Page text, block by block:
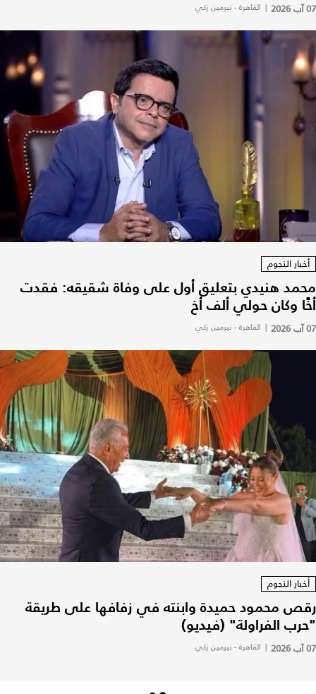
07 آب 2026 | القاهرة - نيرمين زكي
أخبار النجوم
محمد هنيدي بتعليق أول على وفاة شقيقه: فقدت
أخًا وكان حولي ألف أخ
07 آب 2026 | القاهرة - نيرمين زكي
أخبار النجوم
رقص محمود حميدة وابنته في زفافها على طريقة
"حرب الفراولة" (فيديو)
07 آب 2026 | القاهرة - نيرمين زكي